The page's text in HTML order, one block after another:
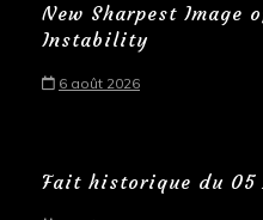
New Sharpest Image
Instability
6 août 2026
Fait historique du 05